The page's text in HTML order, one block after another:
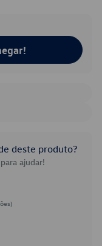
deste produto?
ajudar!